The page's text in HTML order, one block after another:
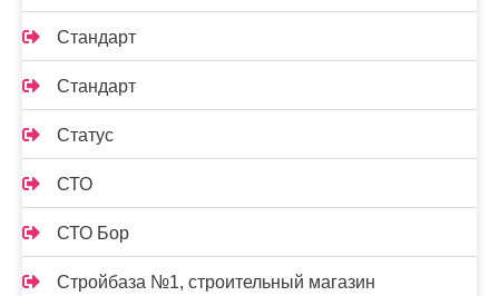
Стандарт
Стандарт
Статус
СТО
СТО Бор
Стройбаза №1, строительный магазин